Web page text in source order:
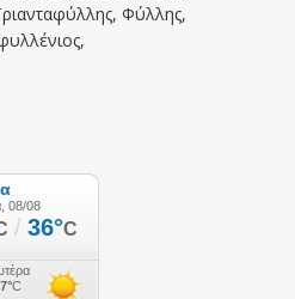
Φύλλης,